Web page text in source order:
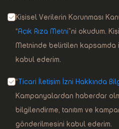
Kişisel Verilerin Korunması
“Açık Rıza Metni”ni okudum.
Metninde belirtilen kapsamda
kabul ederim.
“Ticari İletişim İzni Hakkında
Kampanyalardan haberdar
bilgilendirme, tanıtım ve
gönderilmesini kabul ederim.